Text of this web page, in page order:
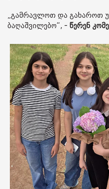
„გამრავლოთ და გახაროთ
ბაღაშვილებო“, - წერენ